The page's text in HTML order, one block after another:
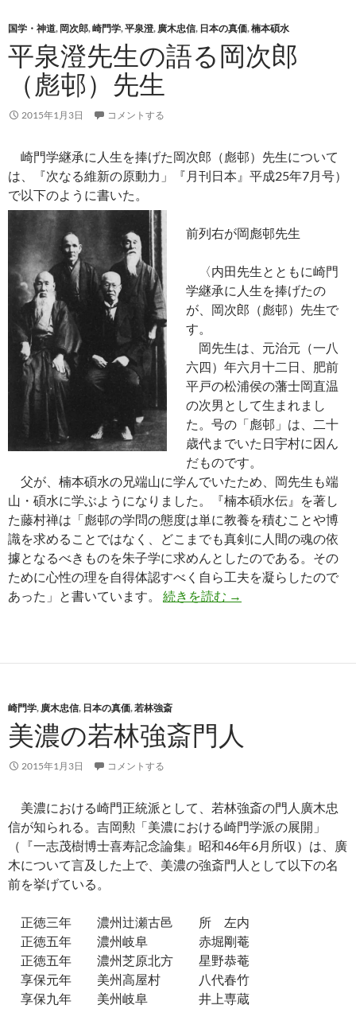
国学・神道, 岡次郎,崎門学,平泉澄, 廣木忠信, 日本の真価,楠本碩水
平泉澄先生の語る岡次郎
（彪邨）先生
2015年1月3日 コメントする
崎門学継承に人生を捧げた岡次郎（彪邨）先生について
は、『次なる維新の原動力」『月刊日本』平成25年7月号）
で以下のように書いた。
前列右が岡彪邨先生
〈内田先生とともに崎門
学継承に人生を捧げたの
が、岡次郎（彪邨）先生で
す。
岡先生は、元治元（一八
六四）年六月十二日、肥前
平戸の松浦侯の藩士岡直温
の次男として生まれまし
た。号の「彪邨」は、二十
歳代までいた日宇村に因ん
だものです。
父が、楠本碩水の兄端山に学んでいたため、岡先生も端
山・碩水に学ぶようになりました。『楠本碩水伝』を著し
た藤村禅は「彪邨の学問の態度は単に教養を積むことや博
識を求めることではなく、どこまでも真剣に人間の魂の依
據となるべきものを朱子学に求めんとしたのである。その
ために心性の理を自得体認すべく自ら工夫を凝らしたので
あった」と書いています。 続きを読む 平泉澄先生の語る岡
→
崎門学, 廣木忠信, 日本の真価,若林強斎
美濃の若林強斎門人
2015年1月3日 コメントする
美濃における崎門正統派として、若林強斎の門人廣木忠
信が知られる。吉岡勲「美濃における崎門学派の展開」
（『一志茂樹博士喜寿記念論集』昭和46年6月所収）は、廣
木について言及した上で、美濃の強斎門人として以下の名
前を挙げている。
正徳三年 濃州辻瀬古邑 所 左内
正徳五年 濃州岐阜 赤堀剛菴
正徳五年 濃州芝原北方 星野恭菴
享保元年 美州高屋村 八代春竹
享保九年 美州岐阜 井上専蔵